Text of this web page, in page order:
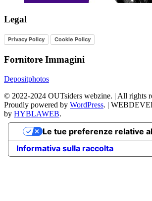
Legal
Privacy Policy Cookie Policy
Fornitore Immagini
Depositphotos
© 2022-2024 OUTsiders webzine. | All rights
Proudly powered by WordPress. |
by HYBLAWEB.
Informativa sulla raccolta
Le tue preferenze relative